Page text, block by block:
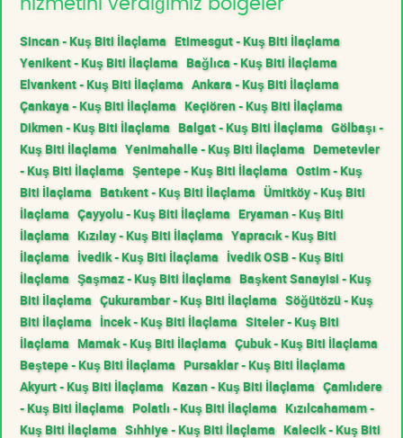
hizmetini verdiğimiz bölgeler
Sincan - Kuş Biti İlaçlama Etimesgut - Kuş Biti İlaçlama
Yenikent - Kuş Biti İlaçlama Bağlıca - Kuş Biti İlaçlama
Elvankent - Kuş Biti İlaçlama Ankara - Kuş Biti İlaçlama
Çankaya - Kuş Biti İlaçlama Keçiören - Kuş Biti İlaçlama
Dikmen - Kuş Biti İlaçlama Balgat - Kuş Biti İlaçlama Gölbaşı -
Kuş Biti İlaçlama Yenimahalle - Kuş Biti İlaçlama Demetevler
- Kuş Biti İlaçlama Şentepe - Kuş Biti İlaçlama Ostim - Kuş
Biti İlaçlama Batıkent - Kuş Biti İlaçlama Ümitköy - Kuş Biti
İlaçlama Çayyolu - Kuş Biti İlaçlama Eryaman - Kuş Biti
İlaçlama Kızılay - Kuş Biti İlaçlama Yapracık - Kuş Biti
İlaçlama İvedik - Kuş Biti İlaçlama İvedik OSB - Kuş Biti
İlaçlama Şaşmaz - Kuş Biti İlaçlama Başkent Sanayisi - Kuş
Biti İlaçlama Çukurambar - Kuş Biti İlaçlama Söğütözü - Kuş
Biti İlaçlama İncek - Kuş Biti İlaçlama Siteler - Kuş Biti
İlaçlama Mamak - Kuş Biti İlaçlama Çubuk - Kuş Biti İlaçlama
Beştepe - Kuş Biti İlaçlama Pursaklar - Kuş Biti İlaçlama
Akyurt - Kuş Biti İlaçlama Kazan - Kuş Biti İlaçlama Çamlıdere
- Kuş Biti İlaçlama Polatlı - Kuş Biti İlaçlama Kızılcahamam -
Kuş Biti İlaçlama Sıhhiye - Kuş Biti İlaçlama Kalecik - Kuş Biti